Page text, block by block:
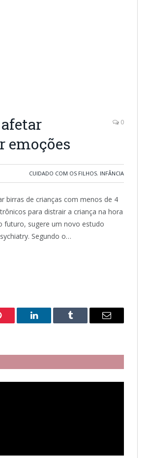
emoções
0
CUIDADO COM OS FILHOS, INFÂNCIA
birras de crianças com menos de 4
para distrair a criança na hora
futuro, sugere um novo estudo
Segundo o…
LinkedIn Tumblr Email